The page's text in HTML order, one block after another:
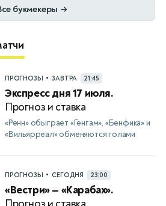
букмекеры →
ПРОГНОЗЫ • ЗАВТРА 21:45
Экспресс дня 17 июля.
Прогноз и ставка
«Ренн» обыграет «Генгам», «Бенфика» и
«Вильярреал» обменяются голами
ПРОГНОЗЫ • СЕГОДНЯ 23:00
«Вестри» — «Карабах».